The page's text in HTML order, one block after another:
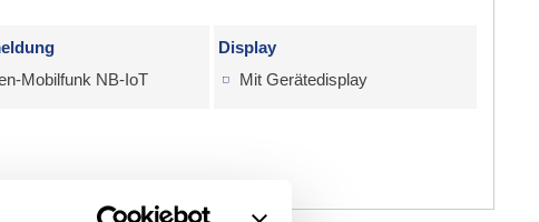
Mobilfunk NB-IoT
Display
Mit Gerätedisplay